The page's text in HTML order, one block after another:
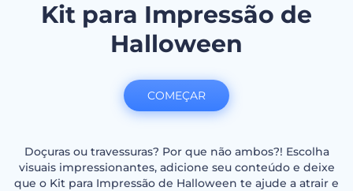
Kit para Impressão de
Halloween
Doçuras ou travessuras? Por que não ambos?! Escolha
visuais impressionantes, adicione seu conteúdo e deixe
que o Kit para Impressão de Halloween te ajude a atrair e
COMEÇAR